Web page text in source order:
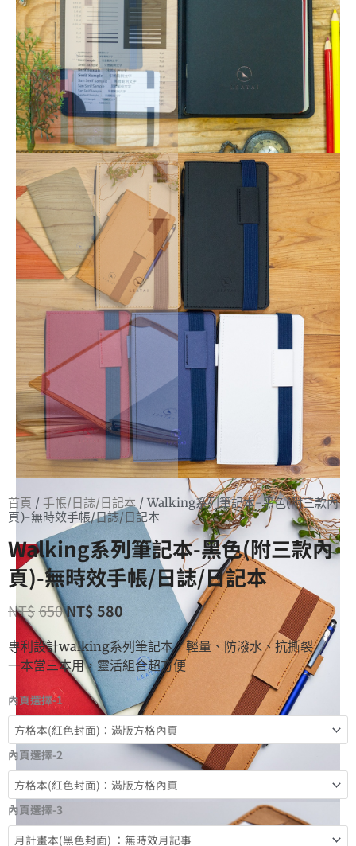
首頁 / 手帳/日誌/日記本 / Walking系列筆記本-黑色(附三款內
頁)-無時效手帳/日誌/日記本
Walking系列筆記本-黑色(附三款內
頁)-無時效手帳/日誌/日記本
NT$650NT$580
專利設計walking系列筆記本，輕量、防潑水、抗撕裂
一本當三本用，靈活組合超方便
內頁選擇-1
內頁選擇-2
內頁選擇-3